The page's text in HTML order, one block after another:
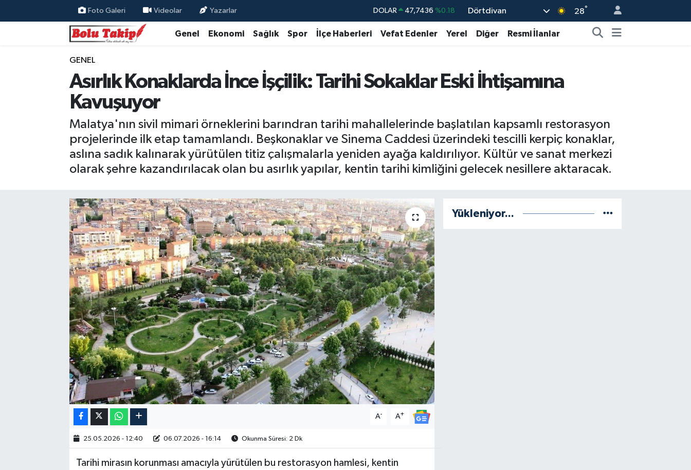
Foto Galeri Videolar Yazarlar DOLAR 47,7436 %0.18
EURO 55,2510 %0.32
BİST100 13.779 %-14
Dörtdivan 28°
Genel Ekonomi Sağlık Spor İlçe Haberleri Vefat Edenler Yerel Diğer Resmi İlanlar
GENEL
Asırlık Konaklarda İnce İşçilik: Tarihi Sokaklar Eski İhtişamına
Kavuşuyor
Malatya'nın sivil mimari örneklerini barındran tarihi mahallelerinde başlatılan kapsamlı restorasyon
projelerinde ilk etap tamamlandı. Beşkonaklar ve Sinema Caddesi üzerindeki tescilli kerpiç konaklar,
aslına sadık kalınarak yürütülen titiz çalışmalarla yeniden ayağa kaldırılıyor. Kültür ve sanat merkezi
olarak şehre kazandırılacak olan bu asırlık yapılar, kentin tarihi kimliğini gelecek nesillere aktaracak.
A- A+
25.05.2026 - 12:40 06.07.2026 - 16:14 Okunma Süresi: 2 Dk
Tarihi mirasın korunması amacıyla yürütülen bu restorasyon hamlesi, kentin
Yükleniyor...